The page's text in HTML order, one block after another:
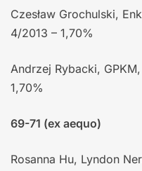
Czesław Grochulski,
4/2013 – 1,70%
Andrzej Rybacki,
1,70%
69-71 (ex aequo)
Rosanna Hu, Lyndon